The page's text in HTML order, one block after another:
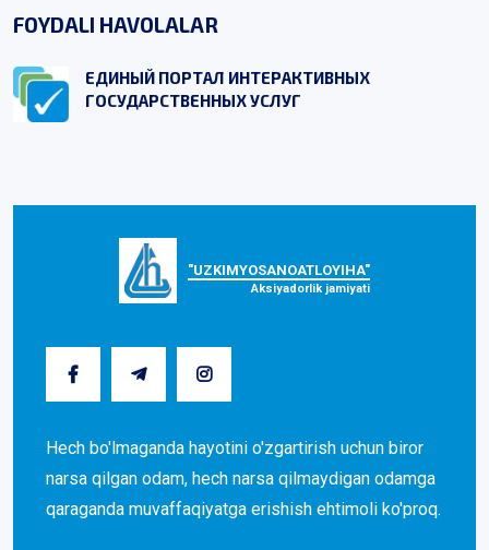
FOYDALI HAVOLALAR
ЕДИНЫЙ ПОРТАЛ ИНТЕРАКТИВНЫХ
ГОСУДАРСТВЕННЫХ УСЛУГ
"UZKIMYOSANOATLOYIHA"
Aksiyadorlik jamiyati
Hech bo'lmaganda hayotini o'zgartirish uchun biror
narsa qilgan odam, hech narsa qilmaydigan odamga
qaraganda muvaffaqiyatga erishish ehtimoli ko'proq.